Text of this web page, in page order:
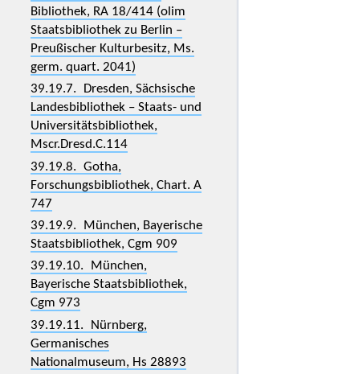
Bibliothek, RA 18/414 (olim
Staatsbibliothek zu Berlin –
Preußischer Kulturbesitz, Ms.
germ. quart. 2041)
39.19.7. Dresden, Sächsische
Landesbibliothek – Staats- und
Universitätsbibliothek,
Mscr.Dresd.C.114
39.19.8. Gotha,
Forschungsbibliothek, Chart. A
747
39.19.9. München, Bayerische
Staatsbibliothek, Cgm 909
39.19.10. München,
Bayerische Staatsbibliothek,
Cgm 973
39.19.11. Nürnberg,
Germanisches
Nationalmuseum, Hs 28893